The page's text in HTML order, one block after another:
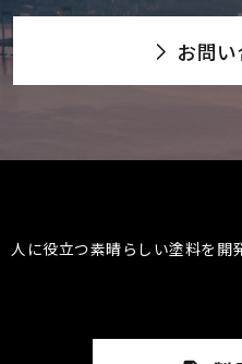
お問
人に役立つ素晴らしい塗料を開